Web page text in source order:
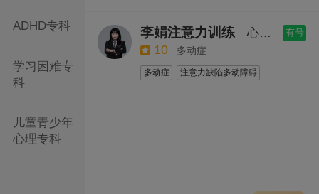
ADHD专科
学习困难专
科
儿童青少年
心理专科
抽动症
儿童青少年心理行为障碍
学习能力障碍
社交恐惧症
记忆障碍
多动症
注意力不集中
李娟注意力训练 心理咨询师 有号
10 多动症
多动症
注意力缺陷多动障碍